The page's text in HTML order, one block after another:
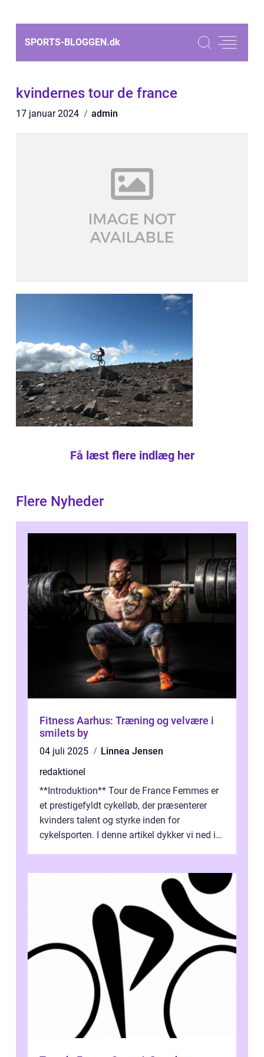
SPORTS-BLOGGEN.dk
kvindernes tour de france
17 januar 2024 admin
Få læst flere indlæg her
Flere Nyheder
Fitness Aarhus: Træning og velvære i
smilets by
04 juli 2025
Linnea Jensen
redaktionel
**Introduktion** Tour de France Femmes er
et prestigefyldt cykelløb, der præsenterer
kvinders talent og styrke inden for
cykelsporten. I denne artikel dykker vi ned i